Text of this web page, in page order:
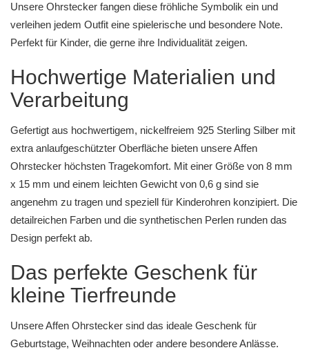
Unsere Ohrstecker fangen diese fröhliche Symbolik ein und
verleihen jedem Outfit eine spielerische und besondere Note.
Perfekt für Kinder, die gerne ihre Individualität zeigen.
Hochwertige Materialien und
Verarbeitung
Gefertigt aus hochwertigem, nickelfreiem 925 Sterling Silber mit
extra anlaufgeschützter Oberfläche bieten unsere Affen
Ohrstecker höchsten Tragekomfort. Mit einer Größe von 8 mm
x 15 mm und einem leichten Gewicht von 0,6 g sind sie
angenehm zu tragen und speziell für Kinderohren konzipiert. Die
detailreichen Farben und die synthetischen Perlen runden das
Design perfekt ab.
Das perfekte Geschenk für
kleine Tierfreunde
Unsere Affen Ohrstecker sind das ideale Geschenk für
Geburtstage, Weihnachten oder andere besondere Anlässe.